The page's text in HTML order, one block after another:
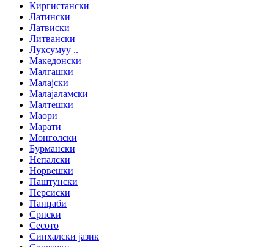
Киргистански
Латински
Латвиски
Литвански
Луксумуу ..
Македонски
Малгашки
Малајски
Малајаламски
Малтешки
Маори
Марати
Монголски
Бурмански
Непалски
Норвешки
Паштунски
Персиски
Панџаби
Српски
Сесото
Синхалски јазик